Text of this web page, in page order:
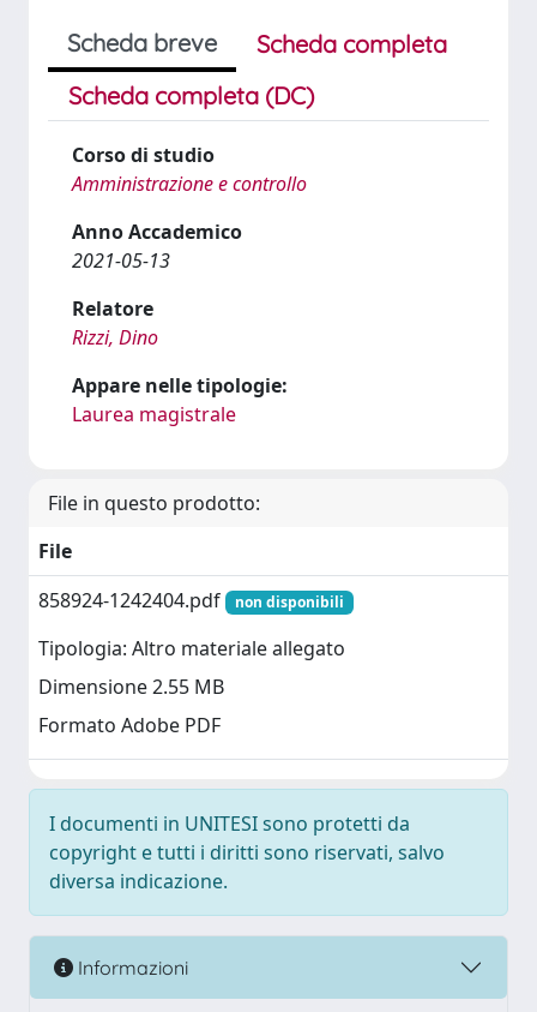
Scheda breve
Scheda completa
Scheda completa (DC)
Corso di studio
Amministrazione e controllo
Anno Accademico
2021-05-13
Relatore
Rizzi, Dino
Appare nelle tipologie:
Laurea magistrale
File in questo prodotto:
File
858924-1242404.pdf
non disponibili
Tipologia: Altro materiale allegato
Dimensione 2.55 MB
Formato Adobe PDF
I documenti in UNITESI sono protetti da
copyright e tutti i diritti sono riservati, salvo
diversa indicazione.
Informazioni